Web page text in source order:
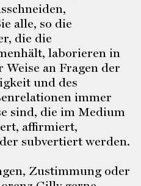
alle, so die
die die
laborieren in
an Fragen der
und des
immer
sind, die im Medium
affirmiert,
subvertiert werden.
Zustimmung oder